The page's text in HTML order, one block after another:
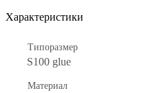
Характеристики
Типоразмер
S100 glue
Материал